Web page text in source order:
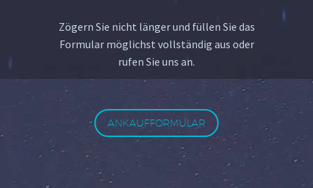
Zögern Sie nicht länger und füllen Sie das
Formular möglichst vollständig aus oder
rufen Sie uns an.
ANKAUFFORMULAR